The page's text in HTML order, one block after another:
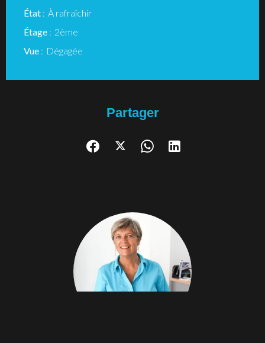
État
À rafraîchir
Étage
2ème
Vue
Dégagée
Partager